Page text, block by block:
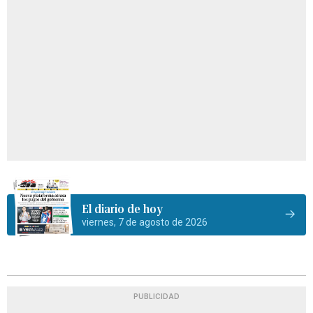
El diario de hoy
viernes, 7 de agosto de 2026
PUBLICIDAD